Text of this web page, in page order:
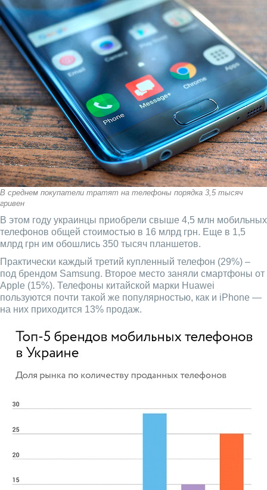
В среднем покупатели тратят на телефоны порядка 3,5 тысяч
гривен
В этом году украинцы приобрели свыше 4,5 млн мобильных
телефонов общей стоимостью в 16 млрд грн. Еще в 1,5
млрд грн им обошлись 350 тысяч планшетов.
Практически каждый третий купленный телефон (29%) –
под брендом Samsung. Второе место заняли смартфоны от
Apple (15%). Телефоны китайской марки Huawei
пользуются почти такой же популярностью, как и iPhone —
на них приходится 13% продаж.